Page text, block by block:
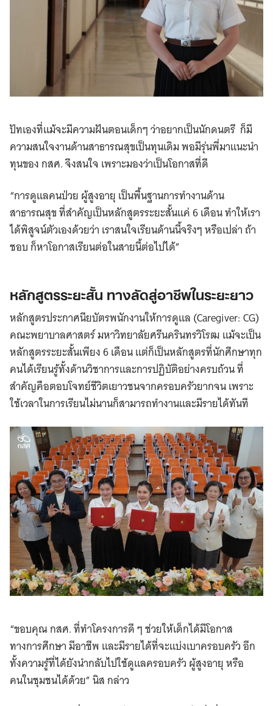
ปัทเองที่แม้จะมีความฝันตอนเด็กๆ ว่าอยากเป็นนักดนตรี ก็มี
ความสนใจงานด้านสาธารณสุขเป็นทุนเดิม พอมีรุ่นพี่มาแนะนำ
ทุนของ กสศ. จึงสนใจ เพราะมองว่าเป็นโอกาสที่ดี
“การดูแลคนป่วย ผู้สูงอายุ เป็นพื้นฐานการทำงานด้าน
สาธารณสุข ที่สำคัญเป็นหลักสูตรระยะสั้นแค่ 6 เดือน ทำให้เรา
ได้พิสูจน์ตัวเองด้วยว่า เราสนใจเรียนด้านนี้จริงๆ หรือเปล่า ถ้า
ชอบ ก็หาโอกาสเรียนต่อในสายนี้ต่อไปได้”
หลักสูตรระยะสั้น ทางลัดสู่อาชีพในระยะยาว
หลักสูตรประกาศนียบัตรพนักงานให้การดูแล (Caregiver: CG)
คณะพยาบาลศาสตร์ มหาวิทยาลัยศรีนครินทรวิโรฒ แม้จะเป็น
หลักสูตรระยะสั้นเพียง 6 เดือน แต่ก็เป็นหลักสูตรที่นักศึกษาทุก
คนได้เรียนรู้ทั้งด้านวิชาการและการปฏิบัติอย่างครบถ้วน ที่
สำคัญคือตอบโจทย์ชีวิตเยาวชนจากครอบครัวยากจน เพราะ
ใช้เวลาในการเรียนไม่นานก็สามารถทำงานและมีรายได้ทันที
“ขอบคุณ กสศ. ที่ทำโครงการดี ๆ ช่วยให้เด็กได้มีโอกาส
ทางการศึกษา มีอาชีพ และมีรายได้ที่จะแบ่งเบาครอบครัว อีก
ทั้งความรู้ที่ได้ยังนำกลับไปใช้ดูแลครอบครัว ผู้สูงอายุ หรือ
คนในชุมชนได้ด้วย” นิส กล่าว